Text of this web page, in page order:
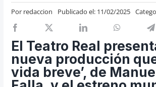
Recomendación
Cosas de Beckmesser
Nosotros y privacidad
Buscar:
Por redaccion Publicado el: 11/02/2025
El Teatro Real
nueva producción
vida breve’, de